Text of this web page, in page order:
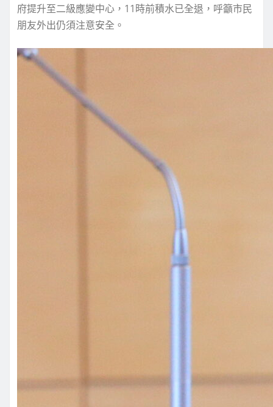
府提升至二級應變中心，11時前積水已全退，呼籲市民
朋友外出仍須注意安全。